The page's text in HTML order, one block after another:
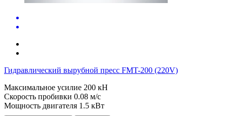
Гидравлический вырубной пресс FMT-200 (220V)
Максимальное усилие 200 кН
Скорость пробивки 0.08 м/с
Мощность двигателя 1.5 кВт